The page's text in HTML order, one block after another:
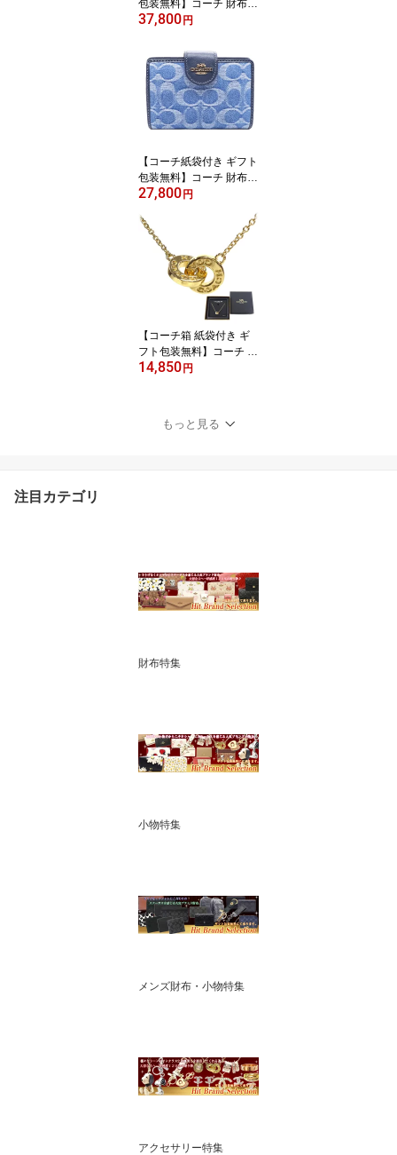
包装無料】コーチ 財布 C
OACH 長財布 シグネチ
布 CEC-20 CW-778 IMP
O ピンク COACH ブラン
ド サイフ【新作 新品 限
定モデル】【COACH コ
ーチ】【サイフ さいふ】
【楽ギフ_包装】【コン
す楽】
37,800 円
【コーチ紙袋付き ギフト
包装無料】コーチ 財布 C
OACH デニム シグネチ
布 CDF-12 IMTYV COAC
H【2026 新作 新品】【C
OACH コーチ】【サイフ
さいふ 財布】【COACH
ブランド サイフ】【楽ギ
フ_包装】【コンビニ受
27,800 円
【コーチ箱 紙袋付き ギ
フト包装無料】コーチ C
OACH ネックレス ダブ
作 新品 限定モデル】【C
OACH コーチ】【楽ギフ
14,850 円
もっと見る
注目カテゴリ
財布特集
小物特集
メンズ財布・小物特集
アクセサリー特集